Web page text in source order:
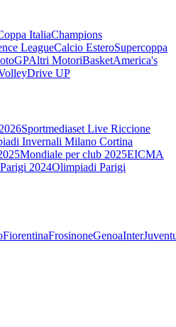
ItaliaChampions
LeagueCalcio EsteroSupercoppa
Altri MotoriBasketAmerica's
Drive UP
Sportmediaset Live Riccione
Invernali Milano Cortina
Mondiale per club 2025EICMA
2024Olimpiadi Parigi
FiorentinaFrosinoneGenoaInter